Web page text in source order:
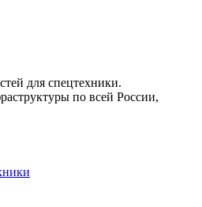
для спецтехники.
по всей России,